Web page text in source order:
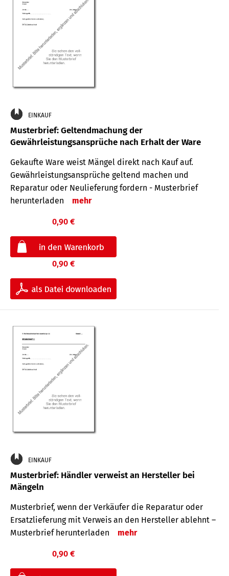
EINKAUF
Musterbrief: Geltendmachung der
Gewährleistungsansprüche nach Erhalt der Ware
Gekaufte Ware weist Mängel direkt nach Kauf auf.
Gewährleistungsansprüche geltend machen und
Reparatur oder Neulieferung fordern - Musterbrief
herunterladen
mehr
0,90 €
0,90 €
EINKAUF
Musterbrief: Händler verweist an Hersteller bei
Mängeln
Musterbrief, wenn der Verkäufer die Reparatur oder
Ersatzlieferung mit Verweis an den Hersteller ablehnt –
Musterbrief herunterladen
mehr
0,90 €